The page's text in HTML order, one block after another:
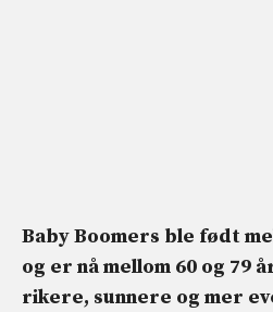
Baby Boomers ble født
og er nå mellom 60 og 79
rikere, sunnere og mer